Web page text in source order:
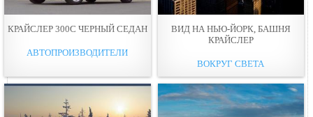
КРАЙСЛЕР 300С ЧЕРНЫЙ СЕДАН
АВТОПРОИЗВОДИТЕЛИ
ВИД НА НЬЮ-ЙОРК, БАШНЯ
КРАЙСЛЕР
ВОКРУГ СВЕТА